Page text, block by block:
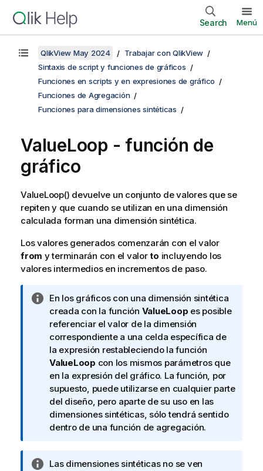
Search Menú
QlikView May 2024
Trabajar con QlikView
Sintaxis de script y funciones de gráficos
Funciones en scripts y en expresiones de gráfico
Funciones de Agregación
Funciones para dimensiones sintéticas
ValueLoop - función de
gráfico
ValueLoop() devuelve un conjunto de valores que se
repiten y que cuando se utilizan en una dimensión
calculada forman una dimensión sintética.
Los valores generados comenzarán con el valor
from y terminarán con el valorto incluyendo los
valores intermedios en incrementos de paso.
N
o
t
a
i
n
f
o
r
m
a
v
En los gráficos con una dimensión sintética
creada con la función ValueLoop es posible
referenciar el valor de la dimensión
correspondiente a una celda específica de
la expresión restableciendo la función
ValueLoop con los mismos parámetros que
en la expresión del gráfico. La función, por
supuesto, puede utilizarse en cualquier parte
del diseño, pero aparte de su uso en las
dimensiones sintéticas, sólo tendrá sentido
dentro de una función de agregación.
N
Las dimensiones sintéticas no se ven